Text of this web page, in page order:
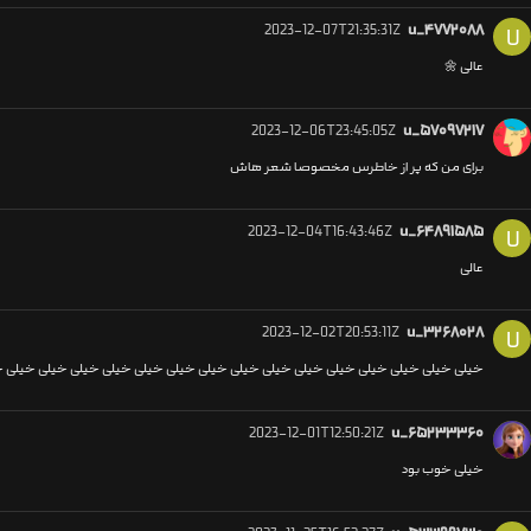
U u_۴۷۷۲۰۸۸ 2023-12-07T21:35:31Z
عالی‌‌‌‌‌‌‌‌ 🌼
u_۵۷۰۹۷۲۱۷ 2023-12-06T23:45:05Z
برای من که پر از خاطرس مخصوصا شعر هاش
U u_۶۴۸۹۱۵۸۵ 2023-12-04T16:43:46Z
عالی
U u_۳۲۶۸۰۲۸ 2023-12-02T20:53:11Z
خیلی خیلی خیلی خیلی خیلی خیلی خیلی خیلی خیلی خیلی خیلی خیلی خیلی خیلی
u_۶۵۲۳۳۳۶۰ 2023-12-01T12:50:21Z
خیلی خوب بود